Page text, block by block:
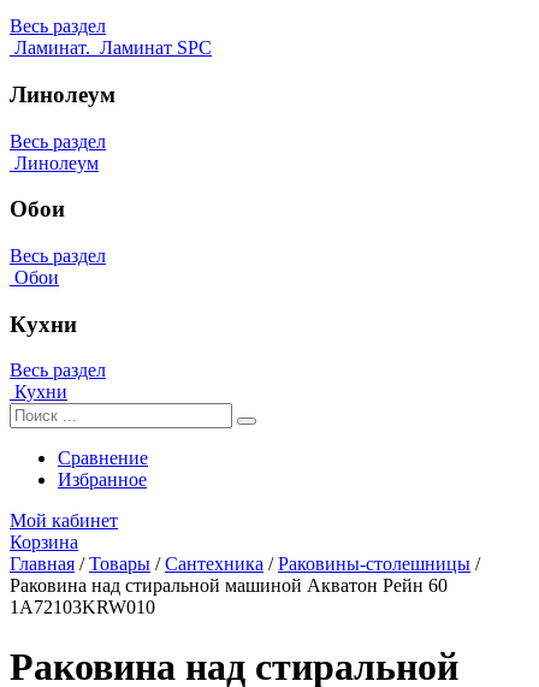
Весь раздел
Ламинат. Ламинат SPC
Линолеум
Весь раздел
Линолеум
Обои
Весь раздел
Обои
Кухни
Весь раздел
Кухни
Сравнение
Избранное
Мой кабинет
Корзина
Главная /Товары /Сантехника /Раковины-столешницы /
Раковина над стиральной машиной Акватон Рейн 60
1A72103KRW010
Раковина над стиральной